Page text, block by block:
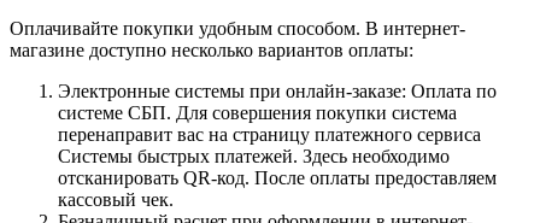
Оплачивайте покупки удобным способом. В интернет-
магазине доступно несколько вариантов оплаты:
Электронные системы при онлайн-заказе: Оплата по
системе СБП. Для совершения покупки система
перенаправит вас на страницу платежного сервиса
Системы быстрых платежей. Здесь необходимо
отсканировать QR-код. После оплаты предоставляем
кассовый чек.